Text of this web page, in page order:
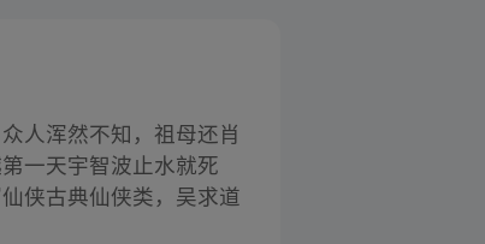
人浑然不知，祖母还肖
一天宇智波止水就死
侠古典仙侠类，吴求道